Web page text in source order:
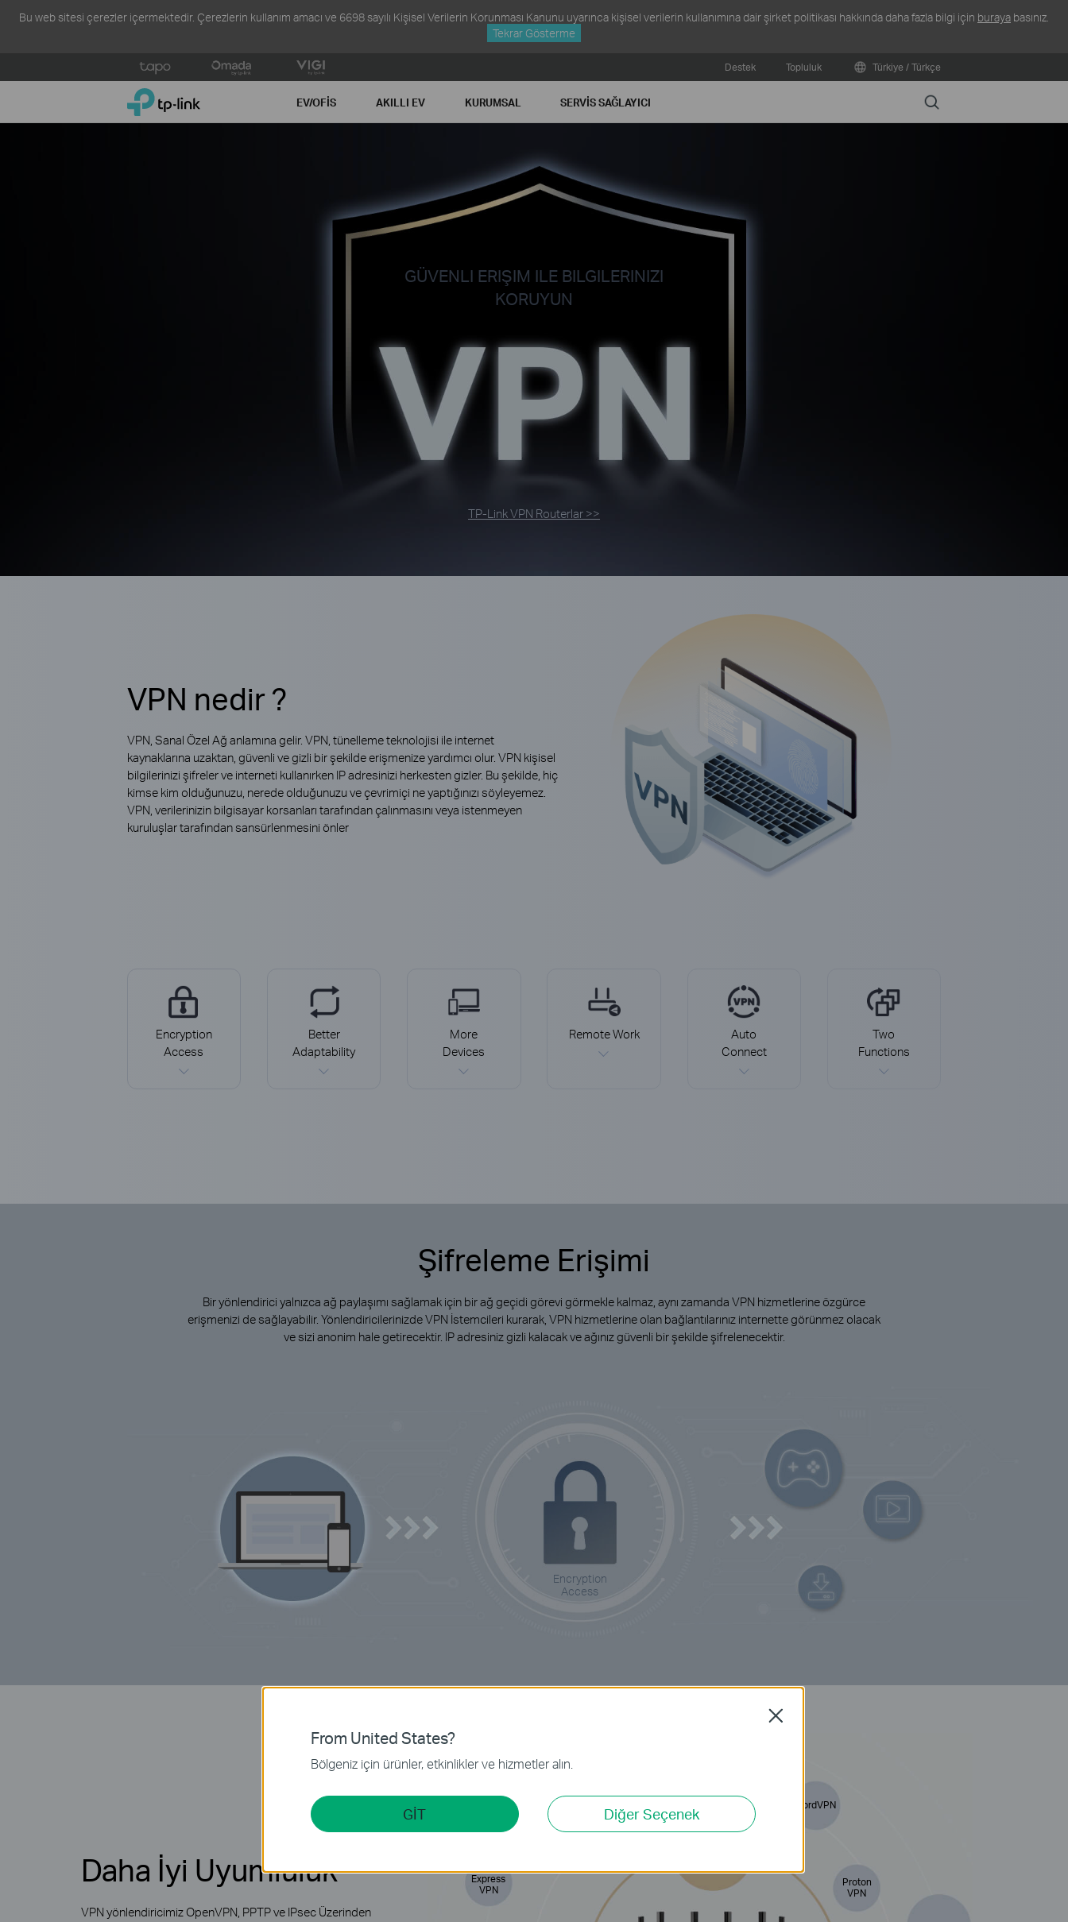
Bu web sitesi çerezler içermektedir. Çerezlerin kullanım amacı ve 6698 sayılı Kişisel Verilerin Korunması Kanunu uyarınca kişisel verilerin kullanımına dair şirket politikası hakkında daha fazla bilgi için buraya basınız.
Tekrar Gösterme
to
Destek Topluluk Türkiye / Türkçe
TP-Link, Reliably Smart EV/OFIS AKILLI EV KURUMSAL SERVIS SAĞLAYICI Search
GÜVENLI ERIŞIM ILE BILGILERINIZI
KORUYUN
TP-Link VPN Routerlar >>
VPN nedir ?
VPN, Sanal Özel Ağ anlamına gelir. VPN, tünelleme teknolojisi ile internet
kaynaklarına uzaktan, güvenli ve gizli bir şekilde erişmenize yardımcı olur. VPN kişisel
bilgilerinizi şifreler ve interneti kullanırken IP adresinizi herkesten gizler. Bu şekilde, hiç
kimse kim olduğunuzu, nerede olduğunuzu ve çevrimiçi ne yaptığınızı söyleyemez.
VPN, verilerinizin bilgisayar korsanları tarafından çalınmasını veya istenmeyen
kuruluşlar tarafından sansürlenmesini önler
Encryption
Access
Better
Adaptability
More
Devices
Remote Work
Auto
Connect
Two
Functions
Şifreleme Erişimi
Bir yönlendirici yalnızca ağ paylaşımı sağlamak için bir ağ geçidi görevi görmekle kalmaz, aynı zamanda VPN hizmetlerine özgürce
erişmenizi de sağlayabilir. Yönlendiricilerinizde VPN İstemcileri kurarak, VPN hizmetlerine olan bağlantılarınız internette görünmez olacak
ve sizi anonim hale getirecektir. IP adresiniz gizli kalacak ve ağınız güvenli bir şekilde şifrelenecektir.
Encryption
Access
Daha İyi Uyumluluk
VPN yönlendiricimiz OpenVPN, PPTP ve IPsec Üzerinden
Private
Proton
VPN
NordVPN
Express
VPN
From United States?
Bölgeniz için ürünler, etkinlikler ve hizmetler alın.
GİT Diğer Seçenek
Close